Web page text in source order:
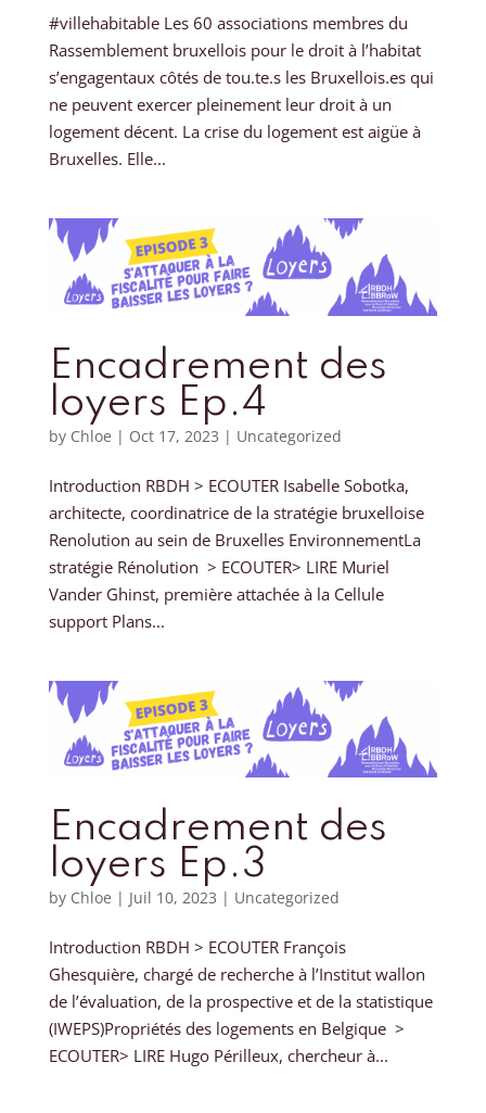
#villehabitable Les 60 associations membres du
Rassemblement bruxellois pour le droit à l’habitat
s’engagentaux côtés de tou.te.s les Bruxellois.es qui
ne peuvent exercer pleinement leur droit à un
logement décent. La crise du logement est aigüe à
Bruxelles. Elle...
Encadrement des
loyers Ep.4
by Chloe | Oct 17, 2023 | Uncategorized
Introduction RBDH > ECOUTER Isabelle Sobotka,
architecte, coordinatrice de la stratégie bruxelloise
Renolution au sein de Bruxelles EnvironnementLa
stratégie Rénolution > ECOUTER> LIRE Muriel
Vander Ghinst, première attachée à la Cellule
support Plans...
Encadrement des
loyers Ep.3
by Chloe | Juil 10, 2023 | Uncategorized
Introduction RBDH > ECOUTER François
Ghesquière, chargé de recherche à l’Institut wallon
de l’évaluation, de la prospective et de la statistique
(IWEPS)Propriétés des logements en Belgique >
ECOUTER> LIRE Hugo Périlleux, chercheur à...